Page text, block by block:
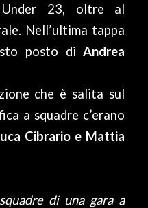
Under 23, oltre al
Nell’ultima tappa
posto diAndrea
che è salita sul
a squadre c’erano
Cibrario e Mattia
di una gara a